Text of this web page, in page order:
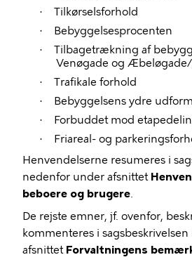
· Tilkørselsforhold
· Bebyggelsesprocenten
·
Tilbagetrækning af
Venøgade og
· Trafikale forhold
· Bebyggelsens ydre
· Forbuddet mod
·
Friareal- og
Henvendelserne resumeres i
nedenfor under afsnittet
beboere og brugere.
De rejste emner, jf. ovenfor,
kommenteres i
afsnittet Forvaltningens